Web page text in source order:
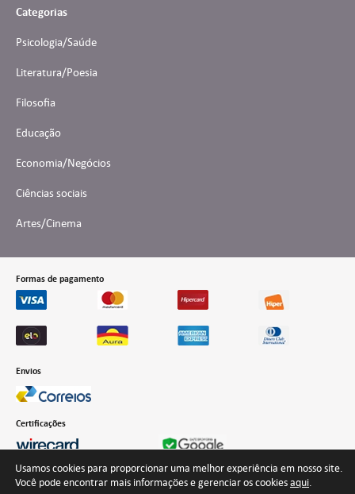
Categorias
Psicologia/Saúde
Literatura/Poesia
Filosofia
Educação
Economia/Negócios
Ciências sociais
Artes/Cinema
Formas de pagamento
Envios
Certificações
Desenvolvido por Interteia Comunicação
Usamos cookies para proporcionar uma melhor experiência em nosso site.
Você pode encontrar mais informações e gerenciar os cookiesaqui.